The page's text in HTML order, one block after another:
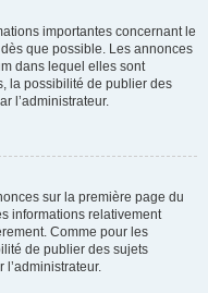
importantes concernant le
que possible. Les annonces
dans lequel elles sont
la possibilité de publier des
l’administrateur.
sur la première page du
informations relativement
Comme pour les
de publier des sujets